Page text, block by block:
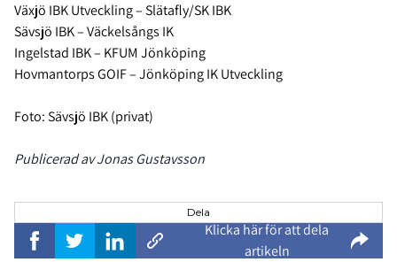
Växjö IBK Utveckling – Slätafly/SK IBK
Sävsjö IBK – Väckelsångs IK
Ingelstad IBK – KFUM Jönköping
Hovmantorps GOIF – Jönköping IK Utveckling
Foto: Sävsjö IBK (privat)
Publicerad av Jonas Gustavsson
Dela
Klicka här för att dela
artikeln